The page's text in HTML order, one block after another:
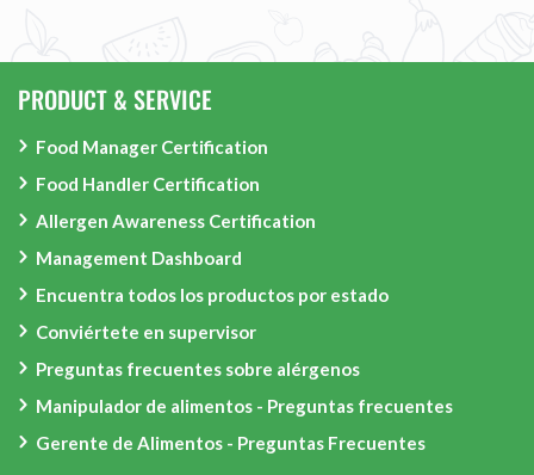
PRODUCT & SERVICE
Food Manager Certification
Food Handler Certification
Allergen Awareness Certification
Management Dashboard
Encuentra todos los productos por estado
Conviértete en supervisor
Preguntas frecuentes sobre alérgenos
Manipulador de alimentos - Preguntas frecuentes
Gerente de Alimentos - Preguntas Frecuentes